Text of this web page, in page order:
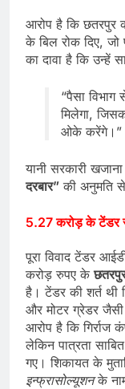
आरोप है कि छतरपुर
के बिल रोक दिए,
का दावा है कि उन्हें
“पैसा
मिलेगा,
ओके करेंगे।”
यानी सरकारी
दरबार” की अनुमति
5.27 करोड़ के टेंडर
पूरा विवाद टेंडर
करोड़ रुपए के
है। टेंडर की शर्त
और मोटर ग्रेडर जैसी
आरोप है कि गिर्राज
लेकिन पात्रता
गए। शिकायत के
इन्फ्रासोल्यूशनके